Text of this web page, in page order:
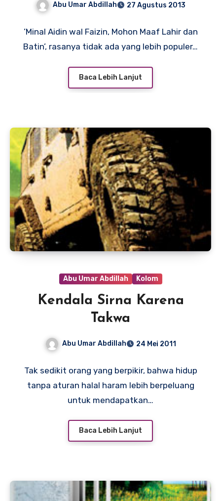
Abu Umar Abdillah 27 Agustus 2013
’Minal Aidin wal Faizin, Mohon Maaf Lahir dan
Batin’, rasanya tidak ada yang lebih populer…
Baca Lebih Lanjut
Abu Umar Abdillah Kolom
Kendala Sirna Karena
Takwa
Abu Umar Abdillah 24 Mei 2011
Tak sedikit orang yang berpikir, bahwa hidup
tanpa aturan halal haram lebih berpeluang
untuk mendapatkan…
Baca Lebih Lanjut